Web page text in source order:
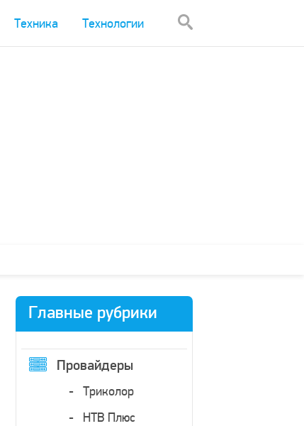
Техника Технологии
Главные рубрики
Провайдеры
Триколор
НТВ Плюс